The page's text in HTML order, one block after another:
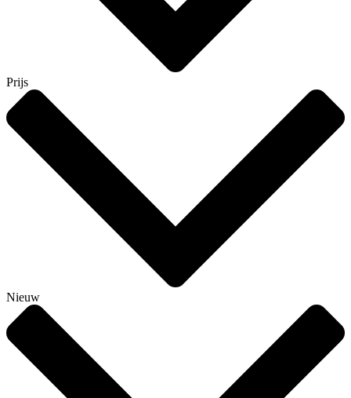
Prijs
Nieuw